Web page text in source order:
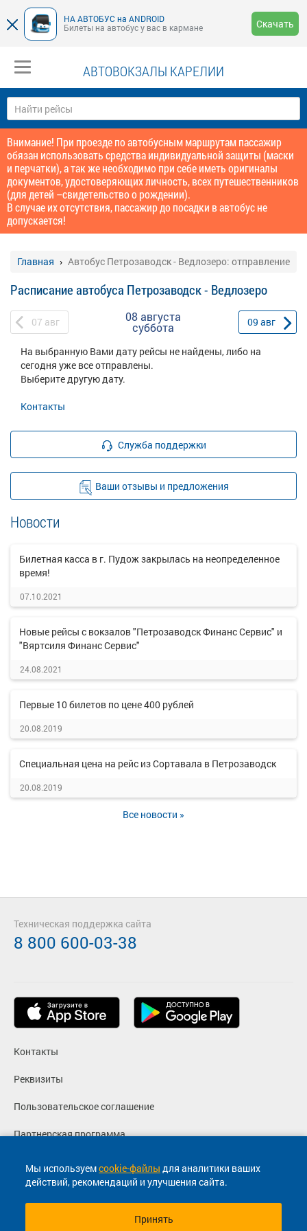
НА АВТОБУС на ANDROID
Билеты на автобус у вас в кармане
Скачать
АВТОВОКЗАЛЫ КАРЕЛИИ
Внимание! При проезде по автобусным маршрутам пассажир
обязан использовать средства индивидуальной защиты (маски
и перчатки), а так же необходимо при себе иметь оригиналы
документов, удостоверяющих личность, всех путешественников
(для детей –свидетельство о рождении).
В случае их отсутствия, пассажир до посадки в автобус не
допускается!
Главная Автобус Петрозаводск - Ведлозеро: отправление
Расписание автобуса Петрозаводск - Ведлозеро
07 авг 08 августа
суббота 09 авг
На выбранную Вами дату рейсы не найдены, либо на
сегодня уже все отправлены.
Выберите другую дату.
Контакты
Служба поддержки
Ваши отзывы и предложения
Новости
Билетная касса в г. Пудож закрылась на неопределенное
время!
07.10.2021
Новые рейсы с вокзалов "Петрозаводск Финанс Сервис" и
"Вяртсиля Финанс Сервис"
24.08.2021
Первые 10 билетов по цене 400 рублей
20.08.2019
Специальная цена на рейс из Сортавала в Петрозаводск
20.08.2019
Все новости »
Мы используемcookie-файлы для аналитики ваших
действий, рекомендаций и улучшения сайта.
Принять
Контакты
Реквизиты
Пользовательское соглашение
Партнерская программа
Политика конфиденциальности
Согласие на маркетинговые сообщения
Техническая поддержка сайта
8 800 600-03-38